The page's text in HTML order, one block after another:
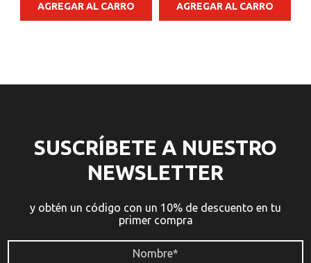
AGREGAR AL CARRO AGREGAR AL CARRO
SUSCRÍBETE A NUESTRO
NEWSLETTER
y obtén un código con un 10% de descuento en tu
primer compra